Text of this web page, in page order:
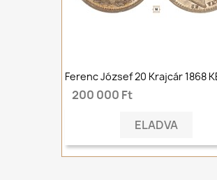
Ferenc József 20 Krajcár 1868
200 000 Ft
ELADVA